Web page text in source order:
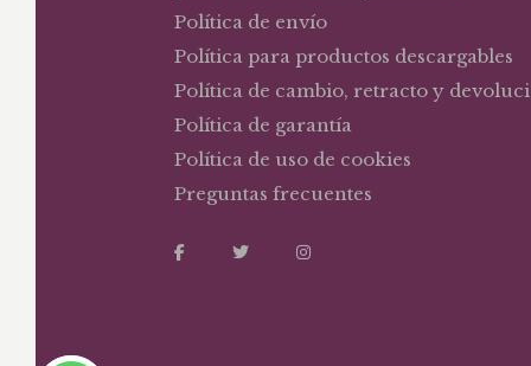
Política de envío
Política para productos descargables
Política de cambio, retracto y
Política de garantía
Política de uso de cookies
Preguntas frecuentes